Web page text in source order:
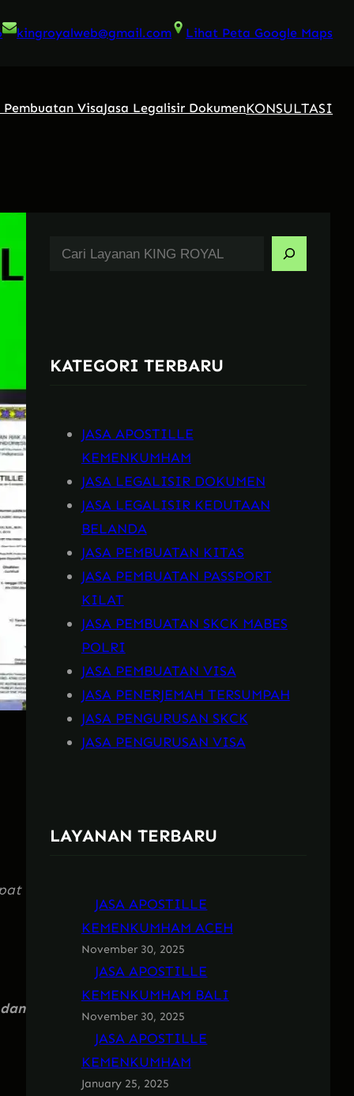
kingroyalweb@gmail.com Lihat Peta Google Maps
Pembuatan VisaJasa Legalisir DokumenKONSULTASI
h
KATEGORI TERBARU
JASA APOSTILLE
KEMENKUMHAM
JASA LEGALISIR DOKUMEN
JASA LEGALISIR KEDUTAAN
BELANDA
JASA PEMBUATAN KITAS
JASA PEMBUATAN PASSPORT
KILAT
JASA PEMBUATAN SKCK MABES
POLRI
JASA PEMBUATAN VISA
JASA PENERJEMAH TERSUMPAH
JASA PENGURUSAN SKCK
JASA PENGURUSAN VISA
LAYANAN TERBARU
JASA APOSTILLE
KEMENKUMHAM ACEH
November 30, 2025
JASA APOSTILLE
KEMENKUMHAM BALI
November 30, 2025
JASA APOSTILLE
KEMENKUMHAM
January 25, 2025